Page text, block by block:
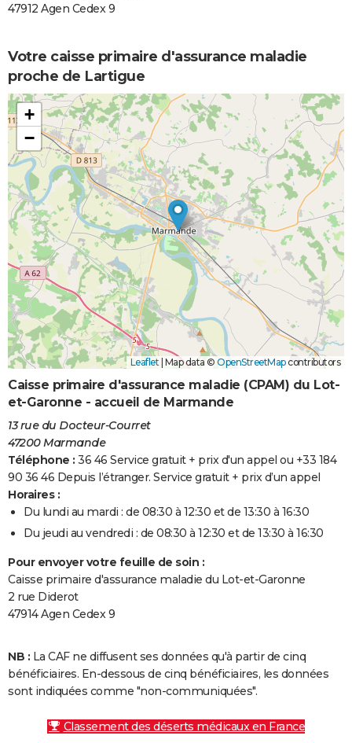
47912 Agen Cedex 9
Votre caisse primaire d'assurance maladie
proche de Lartigue
+
−
Leaflet Map data © OpenStreetMapcontributors
Caisse primaire d'assurance maladie (CPAM) du Lot-
et-Garonne - accueil de Marmande
13 rue du Docteur-Courret
47200 Marmande
Téléphone : 36 46 Service gratuit + prix d'un appel ou +33 184
90 36 46 Depuis l’étranger. Service gratuit + prix d’un appel
Horaires :
Du lundi au mardi : de 08:30 à 12:30 et de 13:30 à 16:30
Du jeudi au vendredi : de 08:30 à 12:30 et de 13:30 à 16:30
Pour envoyer votre feuille de soin :
Caisse primaire d'assurance maladie du Lot-et-Garonne
2 rue Diderot
47914 Agen Cedex 9
NB : La CAF ne diffusent ses données qu'à partir de cinq
bénéficiaires. En-dessous de cinq bénéficiaires, les données
sont indiquées comme "non-communiquées".
Classement des déserts médicaux en France